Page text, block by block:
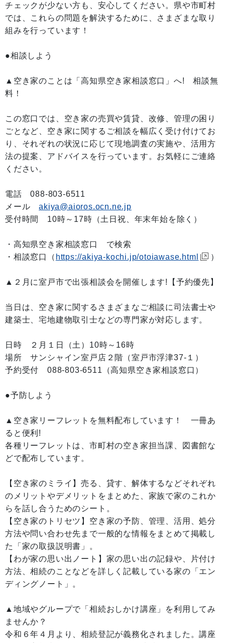
チェックが少ない方も、安心してください。県や市町村
では、これらの問題を解決するために、さまざまな取り
組みを行っています！
●相談しよう
▲空き家のことは「高知県空き家相談窓口」へ! 相談無
料！
この窓口では、空き家の売買や賃貸、改修、管理の困り
ごとなど、空き家に関するご相談を幅広く受け付けてお
り、それぞれの状況に応じて現地調査の実施や、活用方
法の提案、アドバイスを行っています。お気軽にご連絡
ください。
電話 088-803-6511
メールakiya@aioros.ocn.ne.jp
受付時間 10時～17時（土日祝、年末年始を除く）
・高知県空き家相談窓口 で検索
・相談窓口（ https://akiya-kochi.jp/otoiawase.html ）
▲２月に室戸市で出張相談会を開催します!【予約優先】
当日は、空き家に関するさまざまなご相談に司法書士や
建築士、宅地建物取引士などの専門家が対応します。
日時 ２月１日（土）10時～16時
場所 サンシャイン室戸店２階（室戸市浮津37-１）
予約受付 088-803-6511（高知県空き家相談窓口）
●予防しよう
▲空き家リーフレットを無料配布しています！ 一冊あ
ると便利!
各種リーフレットは、市町村の空き家担当課、図書館な
どで配布しています。
【空き家のミライ】売る、貸す、解体するなどそれぞれ
のメリットやデメリットをまとめた、家族で家のこれか
らを話し合うためのシート。
【空き家のトリセツ】空き家の予防、管理、活用、処分
方法や問い合わせ先まで一般的な情報をまとめて掲載し
た「家の取扱説明書」。
【わが家の思い出ノート】家の思い出の記録や、片付け
方法、相続のことなどを詳しく記載している家の「エン
ディングノート」。
▲地域やグループで「相続おしかけ講座」を利用してみ
ませんか？
令和６年４月より、相続登記が義務化されました。講座